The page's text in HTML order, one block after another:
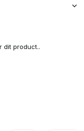
dit product..